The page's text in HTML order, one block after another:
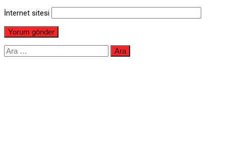
İnternet sitesi
Arama: